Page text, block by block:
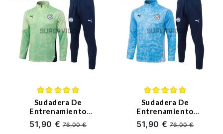
Sudadera De
Entrenamiento
Manchester City
2025/2026 Niño Kit
51,90 €76,00 €
Sudadera De
Entrenamiento
Manchester City
2025/2026 Niño Kit
51,90 €76,00 €